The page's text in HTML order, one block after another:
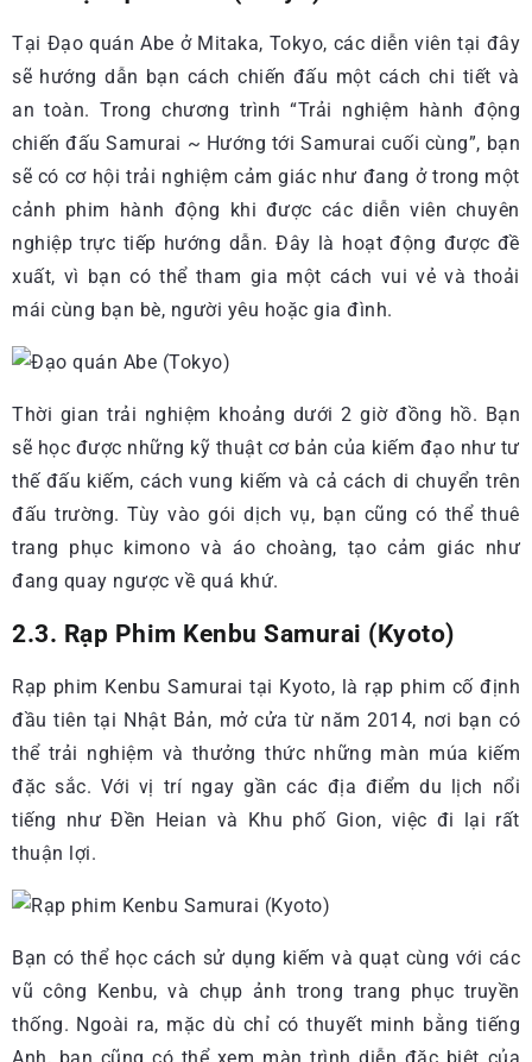
Tại Đạo quán Abe ở Mitaka, Tokyo, các diễn viên tại đây
sẽ hướng dẫn bạn cách chiến đấu một cách chi tiết và
an toàn. Trong chương trình “Trải nghiệm hành động
chiến đấu Samurai ~ Hướng tới Samurai cuối cùng”, bạn
sẽ có cơ hội trải nghiệm cảm giác như đang ở trong một
cảnh phim hành động khi được các diễn viên chuyên
nghiệp trực tiếp hướng dẫn. Đây là hoạt động được đề
xuất, vì bạn có thể tham gia một cách vui vẻ và thoải
mái cùng bạn bè, người yêu hoặc gia đình.
Thời gian trải nghiệm khoảng dưới 2 giờ đồng hồ. Bạn
sẽ học được những kỹ thuật cơ bản của kiếm đạo như tư
thế đấu kiếm, cách vung kiếm và cả cách di chuyển trên
đấu trường. Tùy vào gói dịch vụ, bạn cũng có thể thuê
trang phục kimono và áo choàng, tạo cảm giác như
đang quay ngược về quá khứ.
2.3. Rạp Phim Kenbu Samurai (Kyoto)
Rạp phim Kenbu Samurai tại Kyoto, là rạp phim cố định
đầu tiên tại Nhật Bản, mở cửa từ năm 2014, nơi bạn có
thể trải nghiệm và thưởng thức những màn múa kiếm
đặc sắc. Với vị trí ngay gần các địa điểm du lịch nổi
tiếng như Đền Heian và Khu phố Gion, việc đi lại rất
thuận lợi.
Bạn có thể học cách sử dụng kiếm và quạt cùng với các
vũ công Kenbu, và chụp ảnh trong trang phục truyền
thống. Ngoài ra, mặc dù chỉ có thuyết minh bằng tiếng